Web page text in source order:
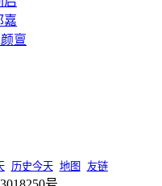
嘉
亶
历史今天 地图 友链